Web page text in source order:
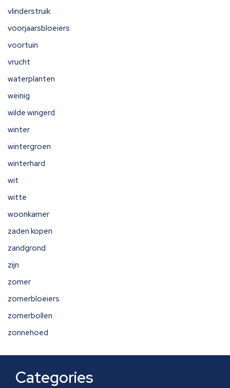
vlinderstruik
voorjaarsbloeiers
voortuin
vrucht
waterplanten
weinig
wilde wingerd
winter
wintergroen
winterhard
wit
witte
woonkamer
zaden kopen
zandgrond
zijn
zomer
zomerbloeiers
zomerbollen
zonnehoed
Categories